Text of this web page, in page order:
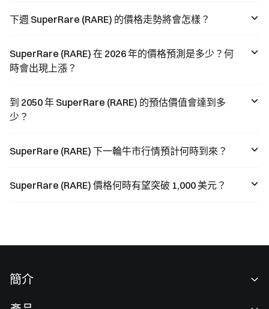
下週 SuperRare (RARE) 的價格走勢將會怎樣？
SuperRare (RARE) 在 2026 年的價格預測是多少？何
時會出現上漲？
到 2050 年 SuperRare (RARE) 的預估價值會達到多
少？
SuperRare (RARE) 下一輪牛市行情預計何時到來？
SuperRare (RARE) 價格何時有望突破 1,000 美元？
簡介